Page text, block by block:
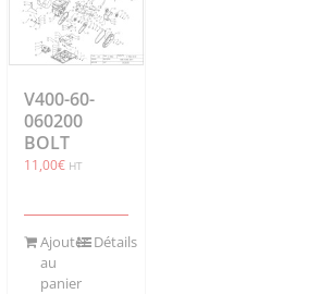
V400-60-
060200
BOLT
11,00€ HT
Ajouter
au
panier
Détails